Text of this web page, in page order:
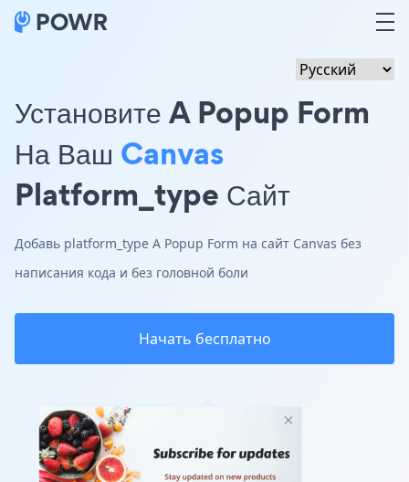
Установите A Popup Form
На Ваш Canvas
Platform_type Сайт
Добавь platform_type A Popup Form на сайт Canvas без
написания кода и без головной боли
Начать бесплатно